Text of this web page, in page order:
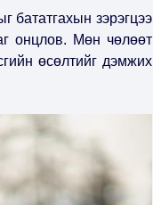
бататгахын зэрэгцээ
онцлов. Мөн чөлөөт
өсөлтийг дэмжих